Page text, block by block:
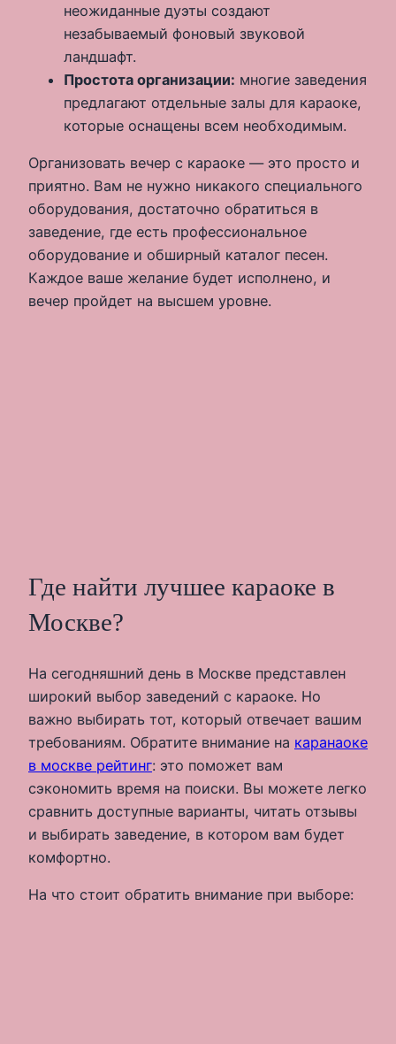
неожиданные дуэты создают
незабываемый фоновый звуковой
ландшафт.
Простота организации: многие заведения
предлагают отдельные залы для караоке,
которые оснащены всем необходимым.
Организовать вечер с караоке — это просто и
приятно. Вам не нужно никакого специального
оборудования, достаточно обратиться в
заведение, где есть профессиональное
оборудование и обширный каталог песен.
Каждое ваше желание будет исполнено, и
вечер пройдет на высшем уровне.
Где найти лучшее караоке в
Москве?
На сегодняшний день в Москве представлен
широкий выбор заведений с караоке. Но
важно выбирать тот, который отвечает вашим
требованиям. Обратите внимание на каранаоке
в москве рейтинг: это поможет вам
сэкономить время на поиски. Вы можете легко
сравнить доступные варианты, читать отзывы
и выбирать заведение, в котором вам будет
комфортно.
На что стоит обратить внимание при выборе: